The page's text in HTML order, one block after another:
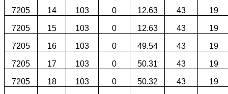
7205 14 103 0 12.63 43 19
7205 15 103 0 12.63 43 19
7205 16 103 0 49.54 43 19
7205 17 103 0 50.31 43 19
7205 18 103 0 50.32 43 19